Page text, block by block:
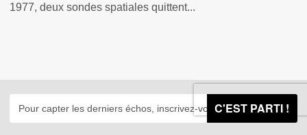
1977, deux sondes spatiales quittent...
C'EST PARTI !